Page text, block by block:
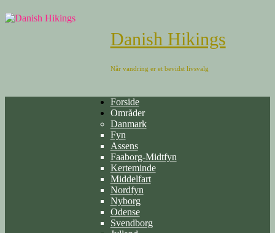
Danish Hikings
Når vandring er et bevidst livsvalg
Forside
Områder
Danmark
Fyn
Assens
Faaborg-Midtfyn
Kerteminde
Middelfart
Nordfyn
Nyborg
Odense
Svendborg